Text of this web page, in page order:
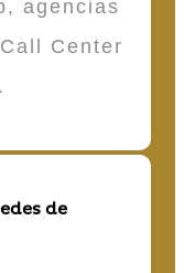
agencias
Center
de